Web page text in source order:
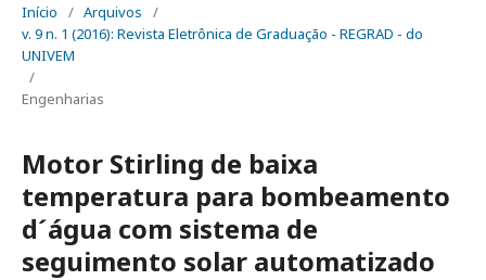
Início / Arquivos
/
v. 9 n. 1 (2016): Revista Eletrônica de Graduação - REGRAD - do
UNIVEM
/
Engenharias
Motor Stirling de baixa
temperatura para bombeamento
d´água com sistema de
seguimento solar automatizado